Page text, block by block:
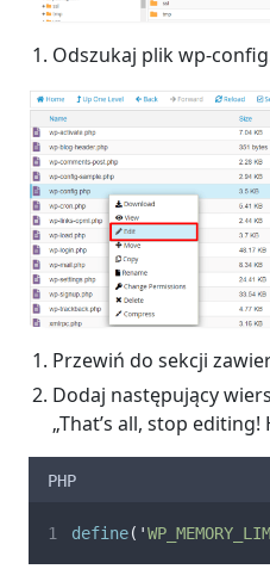
Odszukaj plik wp-
Przewiń do sekcji
Dodaj następujący
„That’s all, stop
PHP
define( '